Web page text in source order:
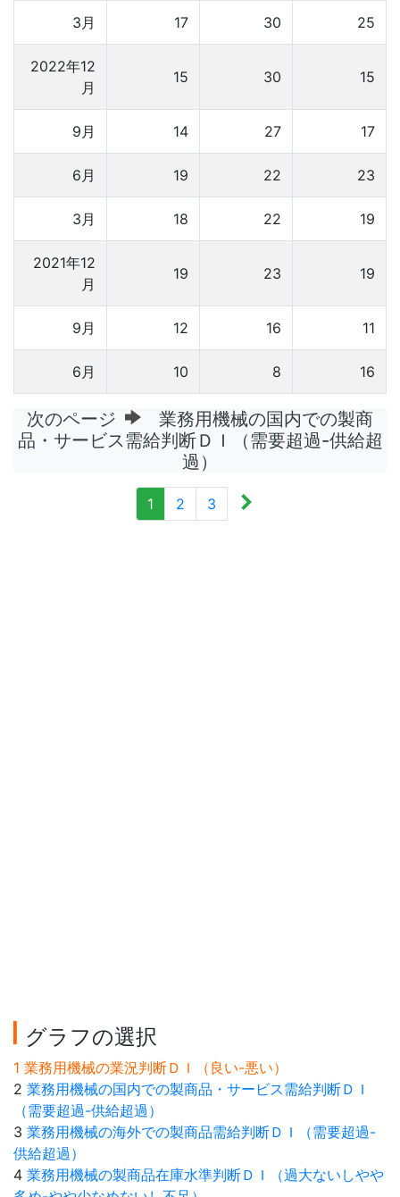
3月 17 30 25
2022年12
月
15 30 15
9月 14 27 17
6月 19 22 23
3月 18 22 19
2021年12
月
19 23 19
9月 12 16 11
6月 10 8 16
次のページ
業務用機械の国内での製商
品・サービス需給判断ＤＩ（需要超過-供給超
過）
1 2 3
グラフの選択
1 業務用機械の業況判断ＤＩ（良い-悪い）
2 業務用機械の国内での製商品・サービス需給判断ＤＩ
（需要超過-供給超過）
3 業務用機械の海外での製商品需給判断ＤＩ（需要超過-
供給超過）
4 業務用機械の製商品在庫水準判断ＤＩ（過大ないしやや